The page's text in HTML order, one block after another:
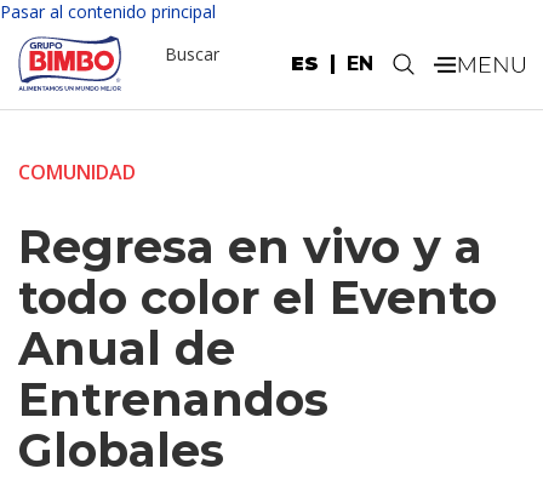
Pasar al contenido principal
ES EN
Buscar .
COMUNIDAD
Regresa en vivo y a
todo color el Evento
Anual de
Entrenandos
Globales